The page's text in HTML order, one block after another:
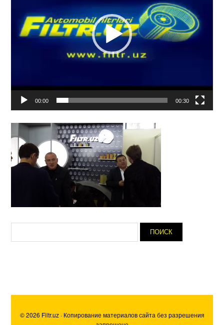
00:00 00:30
© 2026 Filtr.uz · Копирование материалов сайта без разрешения